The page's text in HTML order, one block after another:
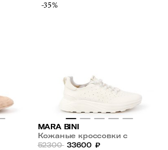
-35%
MARA BINI
Кожаные кроссовки с
перфорацией
52300 33600 ₽